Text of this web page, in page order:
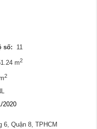
số: 11
m2
2
2020
6, Quận 8, TPHCM